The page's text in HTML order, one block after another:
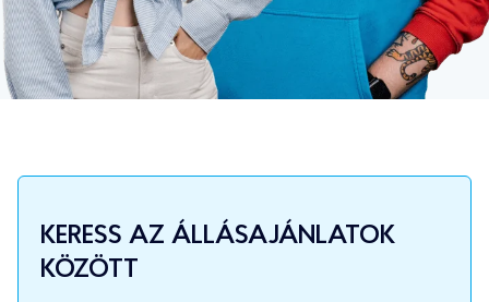
KERESS AZ ÁLLÁSAJÁNLATOK
KÖZÖTT